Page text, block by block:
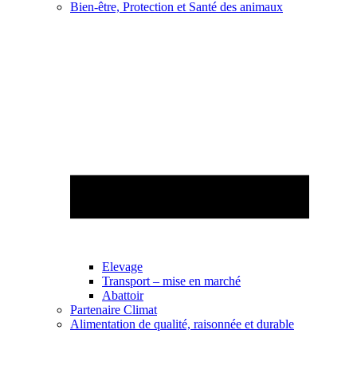
Bien-être, Protection et Santé des animaux
Elevage
Transport – mise en marché
Abattoir
Partenaire Climat
Alimentation de qualité, raisonnée et durable